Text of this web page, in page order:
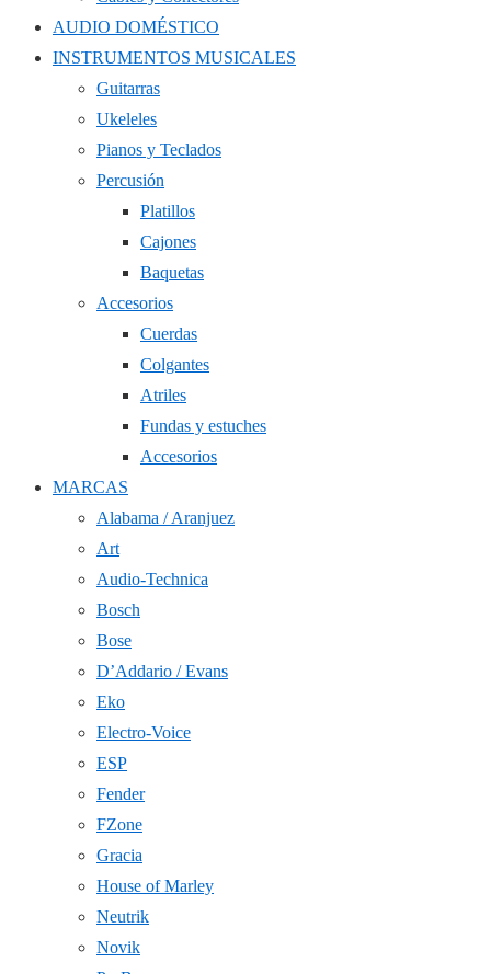
AUDIO DOMÉSTICO
INSTRUMENTOS MUSICALES
Guitarras
Ukeleles
Pianos y Teclados
Percusión
Platillos
Cajones
Baquetas
Accesorios
Cuerdas
Colgantes
Atriles
Fundas y estuches
Accesorios
MARCAS
Alabama / Aranjuez
Art
Audio-Technica
Bosch
Bose
D’Addario / Evans
Eko
Electro-Voice
ESP
Fender
FZone
Gracia
House of Marley
Neutrik
Novik